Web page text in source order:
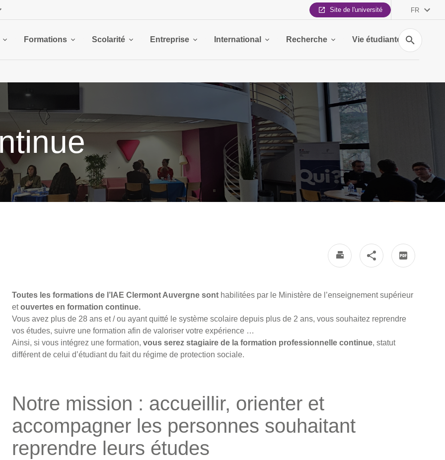
Site de l'université FR
Formations Scolarité Entreprise International Recherche Vie étudiante
Recherche
Toutes les formations de l’IAE Clermont Auvergne sont habilitées par le Ministère de l’enseignement supérieur
etouvertes en formation continue.
Vous avez plus de 28 ans et / ou ayant quitté le système scolaire depuis plus de 2 ans, vous souhaitez reprendre
vos études, suivre une formation afin de valoriser votre expérience …
Ainsi, si vous intégrez une formation, vous serez stagiaire de la formation professionnelle continue, statut
différent de celui d’étudiant du fait du régime de protection sociale.
Notre mission : accueillir, orienter et
accompagner les personnes souhaitant
reprendre leurs études